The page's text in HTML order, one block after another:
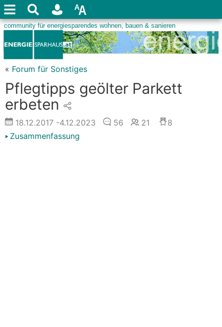
« Forum für Sonstiges
Pflegtipps geölter Parkett
erbeten
18.12.2017 -4.12.2023 56 21
8
Zusammenfassung